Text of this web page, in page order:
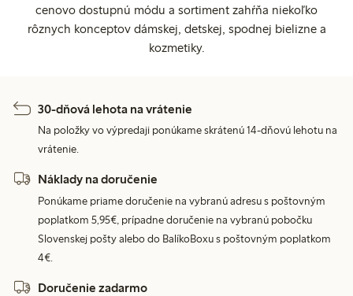
cenovo dostupnú módu a sortiment zahŕňa niekoľko
rôznych konceptov dámskej, detskej, spodnej bielizne a
kozmetiky.
30-dňová lehota na vrátenie
Na položky vo výpredaji ponúkame skrátenú 14-dňovú lehotu na
vrátenie.
Náklady na doručenie
Ponúkame priame doručenie na vybranú adresu s poštovným
poplatkom 5,95€, prípadne doručenie na vybranú pobočku
Slovenskej pošty alebo do BalíkoBoxu s poštovným poplatkom
4€.
Doručenie zadarmo